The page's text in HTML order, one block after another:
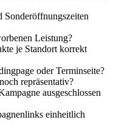
Sonderöffnungszeiten
Leistung?
je Standort korrekt
oder Terminseite?
repräsentativ?
ausgeschlossen
einheitlich